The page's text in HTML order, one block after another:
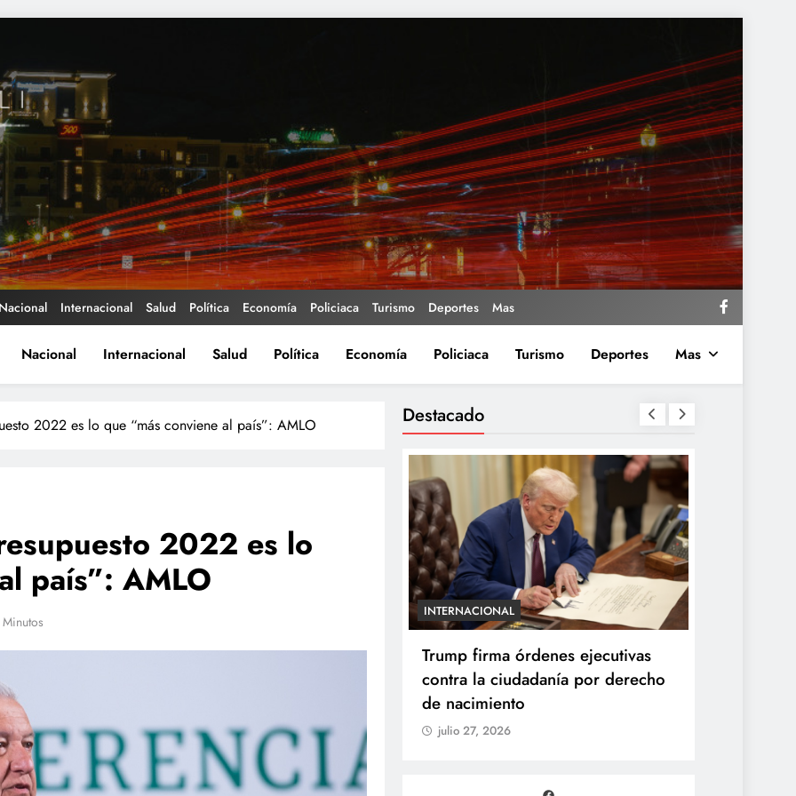
Nacional Internacional Salud Política Economía Policiaca Turismo Deportes Mas
Nacional Internacional Salud Política Economía Policiaca Turismo Deportes Mas
2022 es lo que “más conviene al país”: AMLO
2022 es lo
país”: AMLO
Destacado
Adulto mayor que murió
julio 27, 2026
INTERNACIONAL
Trump firma órdenes ejecutivas
contra la ciudadanía por derecho
de nacimiento
julio 27, 2026